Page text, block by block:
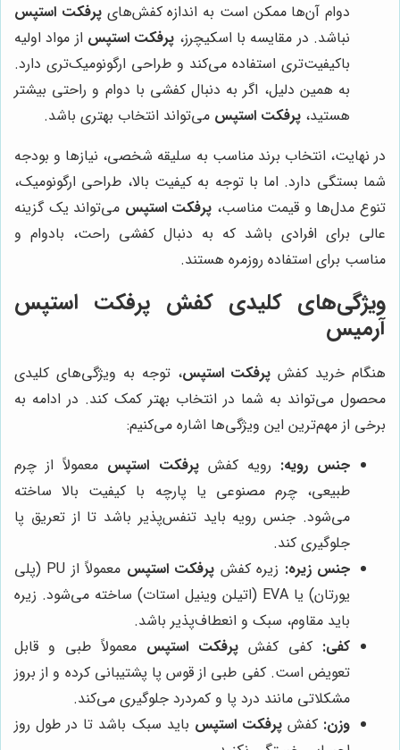
دوام آن‌ها ممکن است به اندازه کفش‌هایپرفکت استپس
نباشد. در مقایسه با اسکیچرز، پرفکت استپس از مواد اولیه
باکیفیت‌تری استفاده می‌کند و طراحی ارگونومیک‌تری دارد.
به همین دلیل، اگر به دنبال کفشی با دوام و راحتی بیشتر
هستید، پرفکت استپس می‌تواند انتخاب بهتری باشد.
در نهایت، انتخاب برند مناسب به سلیقه شخصی، نیازها و بودجه
شما بستگی دارد. اما با توجه به کیفیت بالا، طراحی ارگونومیک،
تنوع مدل‌ها و قیمت مناسب، پرفکت استپس می‌تواند یک گزینه
عالی برای افرادی باشد که به دنبال کفشی راحت، بادوام و
مناسب برای استفاده روزمره هستند.
ویژگی‌های کلیدی کفش پرفکت استپس
آرمیس
هنگام خرید کفش پرفکت استپس، توجه به ویژگی‌های کلیدی
محصول می‌تواند به شما در انتخاب بهتر کمک کند. در ادامه به
برخی از مهم‌ترین این ویژگی‌ها اشاره می‌کنیم:
جنس رویه: رویه کفشپرفکت استپس معمولاً از چرم
طبیعی، چرم مصنوعی یا پارچه با کیفیت بالا ساخته
می‌شود. جنس رویه باید تنفس‌پذیر باشد تا از تعریق پا
جلوگیری کند.
جنس زیره: زیره کفش پرفکت استپس
معمولاً از PU (پلی
یورتان) یا EVA (اتیلن وینیل استات) ساخته می‌شود. زیره
باید مقاوم، سبک و انعطاف‌پذیر باشد.
کفی: کفی کفش پرفکت استپس معمولاً طبی و قابل
تعویض است. کفی طبی از قوس پا پشتیبانی کرده و از بروز
مشکلاتی مانند درد پا و کمردرد جلوگیری می‌کند.
وزن: کفشپرفکت استپس باید سبک باشد تا در طول روز